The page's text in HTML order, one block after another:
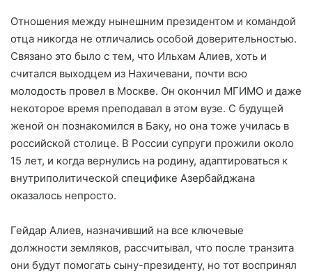
Отношения между нынешним президентом и командой
отца никогда не отличались особой доверительностью.
Связано это было с тем, что Ильхам Алиев, хоть и
считался выходцем из Нахичевани, почти всю
молодость провел в Москве. Он окончил МГИМО и даже
некоторое время преподавал в этом вузе. С будущей
женой он познакомился в Баку, но она тоже училась в
российской столице. В России супруги прожили около
15 лет, и когда вернулись на родину, адаптироваться к
внутриполитической специфике Азербайджана
оказалось непросто.
Гейдар Алиев, назначивший на все ключевые
должности земляков, рассчитывал, что после транзита
они будут помогать сыну-президенту, но тот воспринял